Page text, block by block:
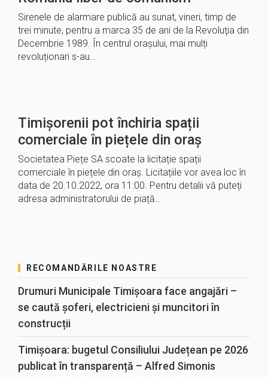
Sirenele de alarmare publică au sunat, vineri, timp de
trei minute, pentru a marca 35 de ani de la Revoluţia din
Decembrie 1989. În centrul oraşului, mai mulți
revoluționari s-au…
Timișorenii pot închiria spații
comerciale în piețele din oraș
Societatea Piețe SA scoate la licitație spații
comerciale în piețele din oraș. Licitațiile vor avea loc în
data de 20.10.2022, ora 11:00. Pentru detalii vă puteți
adresa administratorului de piață…
RECOMANDĂRILE NOASTRE
Drumuri Municipale Timișoara face angajări –
se caută șoferi, electricieni și muncitori în
construcții
Timișoara: bugetul Consiliului Județean pe 2026
publicat în transparență – Alfred Simonis